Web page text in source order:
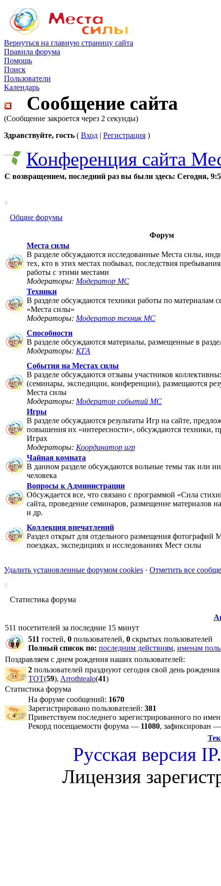
Вернуться на главную страницу сайта
Правила форума
Помощь
Поиск
Пользователи
Календарь
Сообщение сайта
(Сообщение закроется через 2 секунды)
Здравствуйте, гость ( Вход | Регистрация )
Конференция сайта
С возвращением, последний раз вы были здесь: Сегодня,
Общие форумы
Форум
Места силы
В разделе обсуждаются исследованные Места силы,
тех, кто в этих местах побывал, последствия
работы с этими местами
Модераторы: Модератор МС
Техники
В разделе обсуждаются техники работы по материалам
«Места силы»
Модераторы: Модератор техник МС
Способности
В разделе обсуждаются материалы, размещенные в
Модераторы: КГА
События на Местах силы
В разделе обсуждаются отзывы участников
(семинары, экспедиции, конференции), размещаются
Места силы
Модераторы: Модератор событий МС
Игры
В разделе обсуждаются результаты Игр на сайте,
повышения их «интересности», обсуждаются техники,
Играх
Модераторы: Координатор игр
Чайная комната
В данном разделе обсуждаются вольные темы так или
человека
Вопросы к Администрации
Обсуждается все, что связано с программой «Сила
сайта, проведение семинаров, размещение материалов
и др.
Коллекция впечатлений
Раздел открыт для отдельного размещения фотографий
поездках, экспедициях и исследованиях Мест силы
Удалить установленные форумом cookies · Отметить все
Статистика форума
511 посетителей за последние 15 минут
511 гостей, 0 пользователей, 0 скрытых пользователей
Полный список по: последним действиям, именам
Поздравляем с днем рождения наших пользователей:
2 пользователей празднуют сегодня свой день рождения
TOT(59), Arrothtealo(41)
Статистика форума
На форуме сообщений: 1670
Зарегистрировано пользователей: 381
Приветствуем последнего зарегистрированного по
Рекорд посещаемости форума — 11080, зафиксирован
Русская версия
Лицензия